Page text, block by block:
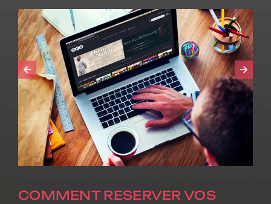
INFORMATION HORAIRES